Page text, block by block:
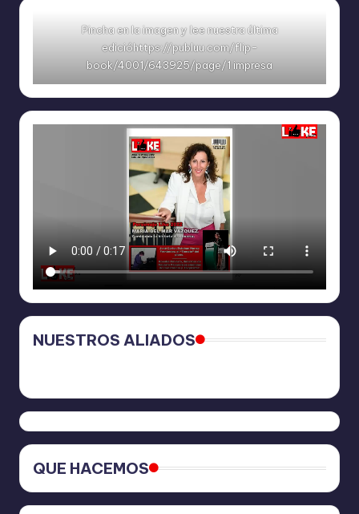
Pincha en la imagen y lee nuestra última
edicióhttps://publuu.com/flip-
book/4001/643925/page/1 impresa
NUESTROS ALIADOS
QUE HACEMOS